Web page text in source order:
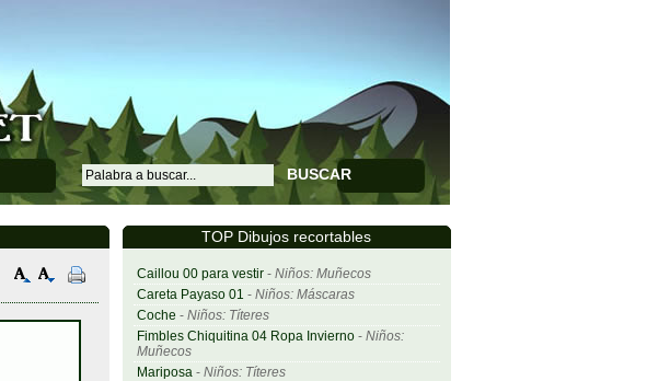
BUSCAR
TOP Dibujos recortables
Caillou 00 para vestir- Niños: Muñecos
Careta Payaso 01 - Niños: Máscaras
Coche - Niños: Títeres
Fimbles Chiquitina 04 Ropa Invierno- Niños:
Muñecos
Mariposa- Niños: Títeres